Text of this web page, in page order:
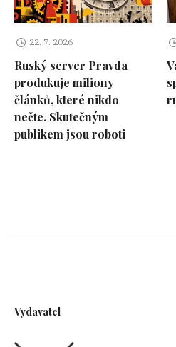
22. 7. 2026
Ruský server Pravda
produkuje miliony
článků, které nikdo
nečte. Skutečným
publikem jsou roboti
Vydavatel